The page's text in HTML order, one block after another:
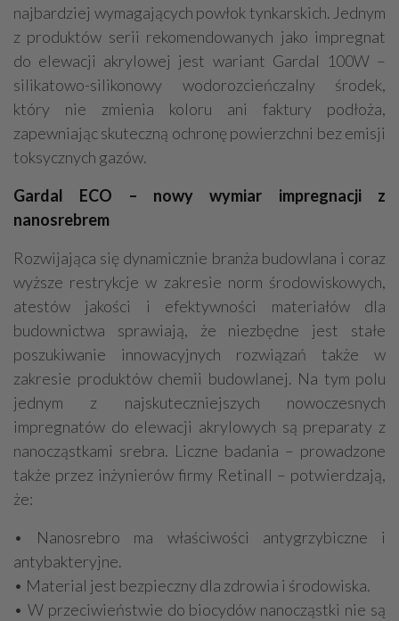
najbardziej wymagających powłok tynkarskich. Jednym
z produktów serii rekomendowanych jako impregnat
do elewacji akrylowej jest wariant Gardal 100W –
silikatowo-silikonowy wodorozcieńczalny środek,
który nie zmienia koloru ani faktury podłoża,
zapewniając skuteczną ochronę powierzchni bez emisji
toksycznych gazów.
Gardal ECO – nowy wymiar impregnacji z
nanosrebrem
Rozwijająca się dynamicznie branża budowlana i coraz
wyższe restrykcje w zakresie norm środowiskowych,
atestów jakości i efektywności materiałów dla
budownictwa sprawiają, że niezbędne jest stałe
poszukiwanie innowacyjnych rozwiązań także w
zakresie produktów chemii budowlanej. Na tym polu
jednym z najskuteczniejszych nowoczesnych
impregnatów do elewacji akrylowych są preparaty z
nanocząstkami srebra. Liczne badania – prowadzone
także przez inżynierów firmy Retinall – potwierdzają,
że:
• Nanosrebro ma właściwości antygrzybiczne i
antybakteryjne.
• Material jest bezpieczny dla zdrowia i środowiska.
• W przeciwieństwie do biocydów nanocząstki nie są